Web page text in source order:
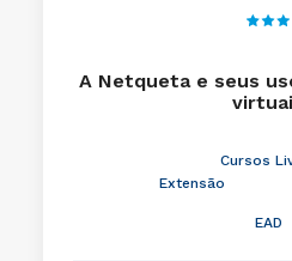
A Netqueta e seus
Cursos
Extensão
EAD